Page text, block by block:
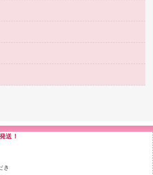
差替式）
固定式）
穴インデックス
）
インク）
用替芯
ー
計用品
料）
（食品・飲料）
食品・飲料・食添製品）
送！
き